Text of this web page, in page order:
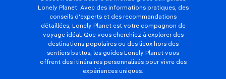
Lonely Planet. Avec des informations pratiques, des
conseils d'experts et des recommandations
détaillées, Lonely Planet est votre compagnon de
voyage idéal. Que vous cherchiez à explorer des
destinations populaires ou des lieux hors des
sentiers battus, les guides Lonely Planet vous
offrent des itinéraires personnalisés pour vivre des
expériences uniques.